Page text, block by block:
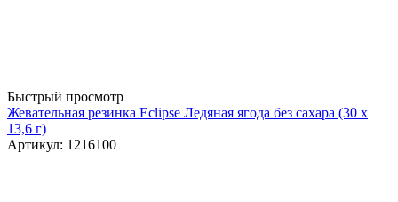
Быстрый просмотр
Жевательная резинка Eclipse Ледяная ягода без сахара (30 x
13,6 г)
Артикул: 1216100